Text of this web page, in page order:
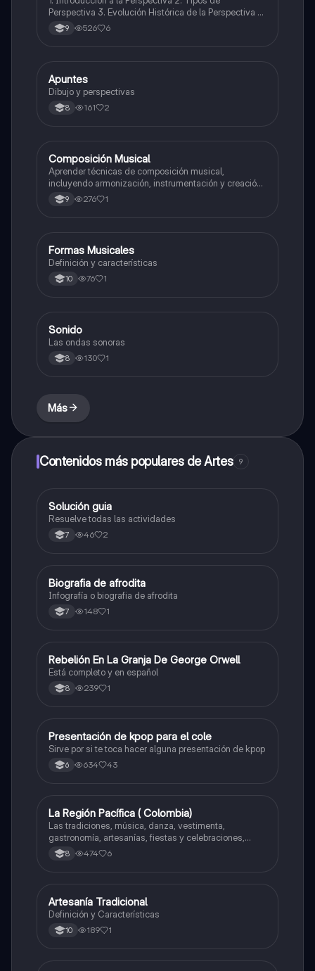
Perspectiva 3. Evolución Histórica de la Perspectiva 4.
Perspectiva en Diferentes Medios Artísticos 5.
Expresión y Creatividad 6. Impacto Cultural y Social 7.
9 526 6
Artes
Apuntes
Dibujo y perspectivas
8 161 2
Artes
Composición Musical
Aprender técnicas de composición musical,
incluyendo armonización, instrumentación y creación
de melodías y arreglos.
9 276 1
Música
Formas Musicales
Definición y características
10 76 1
Música
Sonido
Las ondas sonoras
8 130 1
Más
Contenidos más populares de Artes 9
Artes
Solución guia
Resuelve todas las actividades
7 46 2
Artes
Biografia de afrodita
Infografía o biografia de afrodita
7 148 1
Sociales/Historia
Rebelión En La Granja De George Orwell
Está completo y en español
8 239 1
Artes
Presentación de kpop para el cole
Sirve por si te toca hacer alguna presentación de kpop
6 634 43
Artes
La Región Pacífica ( Colombia)
Las tradiciones, música, danza, vestimenta,
gastronomía, artesanías, fiestas y celebraciones,
medicina tradicional, ritmos e instrumentos
musicales.
8 474 6
Artes
Artesanía Tradicional
Definición y Características
10 189 1